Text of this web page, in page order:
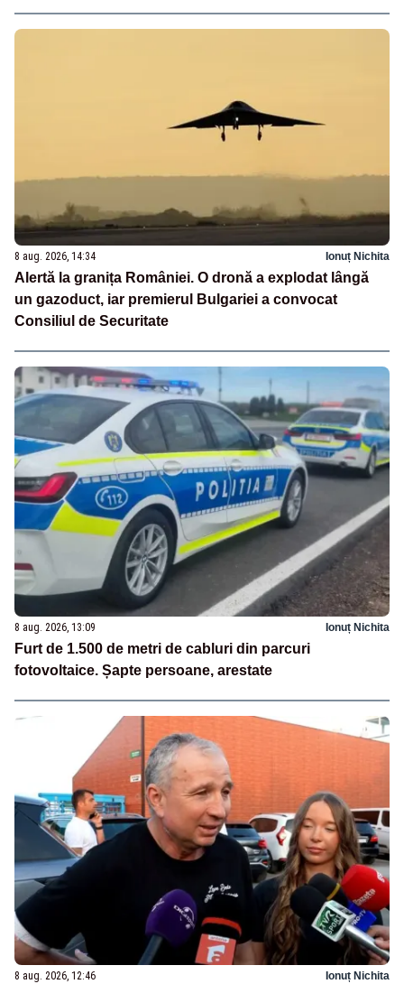
8 aug. 2026, 14:34 Ionuț Nichita
Alertă la granița României. O dronă a explodat lângă
un gazoduct, iar premierul Bulgariei a convocat
Consiliul de Securitate
8 aug. 2026, 13:09 Ionuț Nichita
Furt de 1.500 de metri de cabluri din parcuri
fotovoltaice. Șapte persoane, arestate
8 aug. 2026, 12:46 Ionuț Nichita